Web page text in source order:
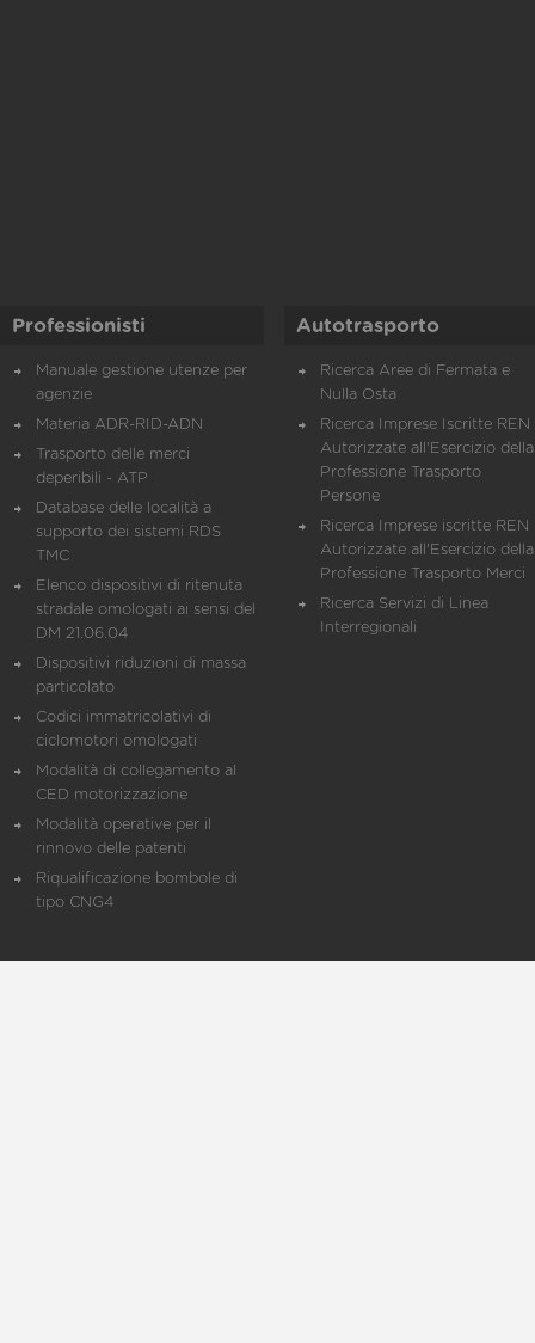
Professionisti
Manuale gestione utenze per
agenzie
Materia ADR-RID-ADN
Trasporto delle merci
deperibili - ATP
Database delle località a
supporto dei sistemi RDS
TMC
Elenco dispositivi di ritenuta
stradale omologati ai sensi del
DM 21.06.04
Dispositivi riduzioni di massa
particolato
Codici immatricolativi di
ciclomotori omologati
Modalità di collegamento al
CED motorizzazione
Modalità operative per il
rinnovo delle patenti
Riqualificazione bombole di
tipo CNG4
Autotrasporto
Ricerca Aree di Fermata e
Nulla Osta
Ricerca Imprese Iscritte REN
Autorizzate all'Esercizio della
Professione Trasporto
Persone
Ricerca Imprese iscritte REN
Autorizzate all'Esercizio della
Professione Trasporto Merci
Ricerca Servizi di Linea
Interregionali